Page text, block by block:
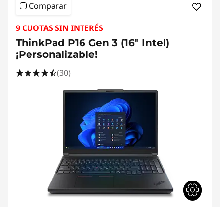
Comparar
9 CUOTAS SIN INTERÉS
ThinkPad P16 Gen 3 (16" Intel)
¡Personalizable!
(30)